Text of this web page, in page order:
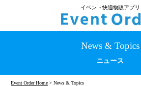
イベント快適物販アプリ
News & Topics
ニュース
Event Order Home > News & Topics